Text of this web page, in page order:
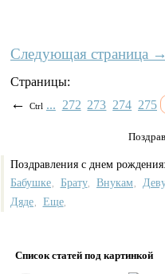
Следующая страница →
Страницы:
← Ctrl ... 272 273 274 275
Поздравления с днем рождения:
Бабушке
Брату Внукам
Дяде Еще
Список статей под картинкой